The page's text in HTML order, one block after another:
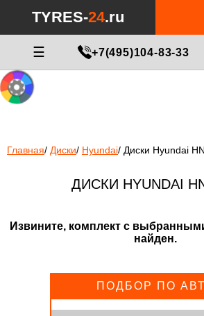
24/tyres-24.ru/html/catalog/controller/
TYRES-24.ru
☰ +7(495)104-83-33
Главная/ Диски/ Hyundai/ Диски Hyundai
ДИСКИ HYUNDAI
Извините, комплект с
найден.
ПОДБОР ПО